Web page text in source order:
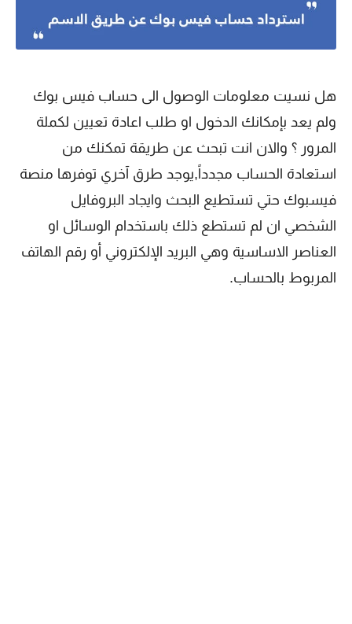
هل نسيت معلومات الوصول الى حساب فيس بوك
ولم يعد بإمكانك الدخول او طلب اعادة تعيين لكملة
المرور ؟ والان انت تبحث عن طريقة تمكنك من
استعادة الحساب مجدداً,يوجد طرق آخري توفرها منصة
فيسبوك حتي تستطيع البحث وايجاد البروفايل
الشخصي ان لم تستطع ذلك باستخدام الوسائل او
العناصر الاساسية وهي البريد الإلكتروني أو رقم الهاتف
المربوط بالحساب.